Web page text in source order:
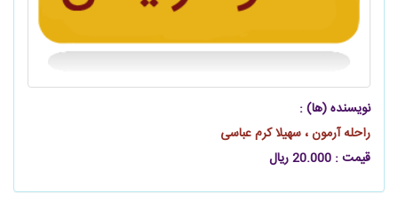
نویسنده (ها) :
راحله آرمون ، سهیلا کرم عباسی
قیمت : 20.000 ریال